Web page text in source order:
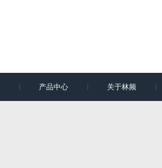
产品中心 关于林频